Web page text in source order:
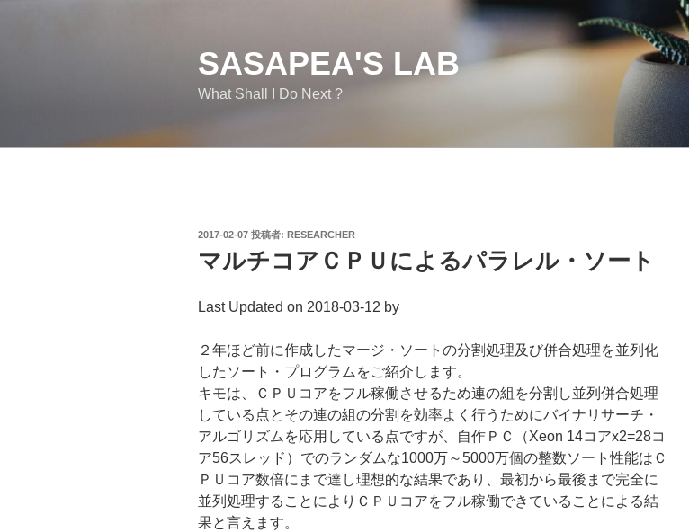
SASAPEA'S LAB
What Shall I Do Next ?
投
日:
2017-02-07 投稿者: RESEARCHER
マルチコアＣＰＵによるパラレル・ソート
Last Updated on 2018-03-12 by
２年ほど前に作成したマージ・ソートの分割処理及び併合処理を並列化
したソート・プログラムをご紹介します。
キモは、ＣＰＵコアをフル稼働させるため連の組を分割し並列併合処理
している点とその連の組の分割を効率よく行うためにバイナリサーチ・
アルゴリズムを応用している点ですが、自作ＰＣ（Xeon 14コアx2=28コ
ア56スレッド）でのランダムな1000万～5000万個の整数ソート性能はＣ
ＰＵコア数倍にまで達し理想的な結果であり、最初から最後まで完全に
並列処理することによりＣＰＵコアをフル稼働できていることによる結
果と言えます。